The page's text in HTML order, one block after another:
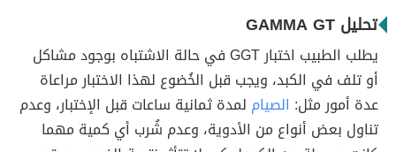
تحليل GAMMA GT
يطلب الطبيب اختبار GGT في حالة الاشتباه بوجود مشاكل
أو تلف في الكبد، ويجب قبل الخُضوع لهذا الاختبار مراعاة
عدة أمور مثل: الصيام لمدة ثمانية ساعات قبل الإختبار، وعدم
تناول بعض أنواع من الأدوية، وعدم شُرب أي كمية مهما